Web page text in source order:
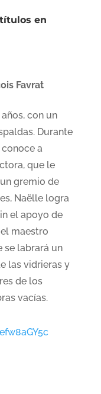
en
Favrat
con un
Durante
a
que le
gremio de
Naëlle logra
el apoyo de
maestro
se labrará un
las vidrieras y
de los
vacías.